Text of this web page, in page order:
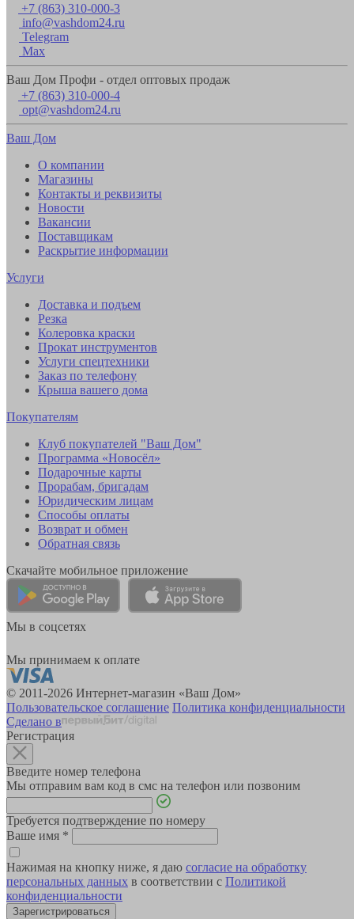
+7 (863) 310-000-3
info@vashdom24.ru
Telegram
Max
Ваш Дом Профи - отдел оптовых продаж
+7 (863) 310-000-4
opt@vashdom24.ru
Ваш Дом
О компании
Магазины
Контакты и реквизиты
Новости
Вакансии
Поставщикам
Раскрытие информации
Услуги
Доставка и подъем
Резка
Колеровка краски
Прокат инструментов
Услуги спецтехники
Заказ по телефону
Крыша вашего дома
Покупателям
Клуб покупателей "Ваш Дом"
Программа «Новосёл»
Подарочные карты
Прорабам, бригадам
Юридическим лицам
Способы оплаты
Возврат и обмен
Обратная связь
Скачайте мобильное приложение
Мы в соцсетях
Мы принимаем к оплате
© 2011-2026 Интернет-магазин «Ваш Дом»
Пользовательское соглашение Политика конфиденциальности
Сделано в
Регистрация
Введите номер телефона
Мы отправим вам код в смс на телефон или позвоним
Требуется подтверждение по номеру
Ваше имя *
Нажимая на кнопку ниже, я даю согласие на обработку
персональных данных в соответствии с Политикой
конфиденциальности
Зарегистрироваться